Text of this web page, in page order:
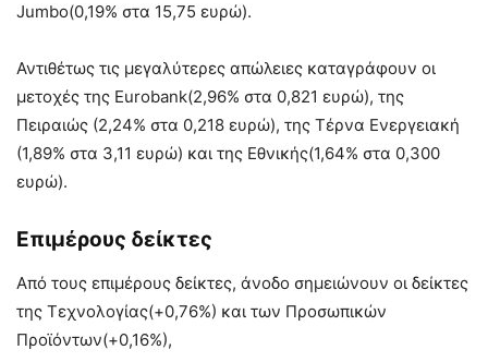
Jumbo(0,19% στα 15,75 ευρώ).
Αντιθέτως τις μεγαλύτερες απώλειες καταγράφουν οι
μετοχές της Eurobank(2,96% στα 0,821 ευρώ), της
Πειραιώς (2,24% στα 0,218 ευρώ), της Τέρνα Ενεργειακή
(1,89% στα 3,11 ευρώ) και της Εθνικής(1,64% στα 0,300
ευρώ).
Επιμέρους δείκτες
Από τους επιμέρους δείκτες, άνοδο σημειώνουν οι δείκτες
της Τεχνολογίας(+0,76%) και των Προσωπικών
Προϊόντων(+0,16%),